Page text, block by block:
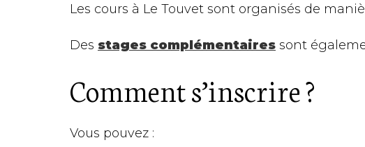
Les cours à Le Touvet sont organisés de
Des stages complémentaires sont
Comment s’inscrire ?
Vous pouvez :